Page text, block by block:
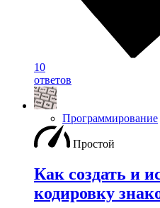
10
ответов
Программирование
Простой
Как создать и
кодировку